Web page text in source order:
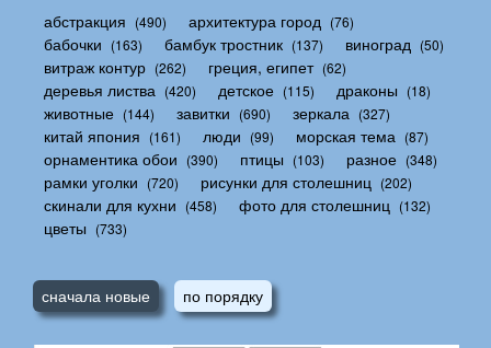
абстракция (490) архитектура город (76)
бабочки (163) бамбук тростник (137) виноград (50)
витраж контур (262) греция, египет (62)
деревья листва (420) детское (115) драконы (18)
животные (144) завитки (690) зеркала (327)
китай япония (161) люди (99) морская тема (87)
орнаментика обои (390) птицы (103) разное (348)
рамки уголки (720) рисунки для столешниц (202)
скинали для кухни (458) фото для столешниц (132)
цветы (733)
сначала новые по порядку